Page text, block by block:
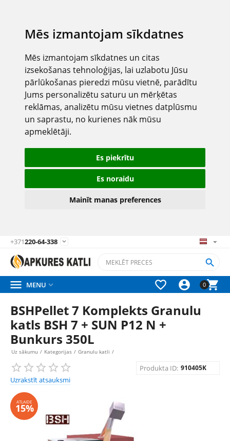
Mēs izmantojam sīkdatnes
Mēs izmantojam sīkdatnes un citas
izsekošanas tehnoloģijas, lai uzlabotu Jūsu
pārlūkošanas pieredzi mūsu vietnē, parādītu
Jums personalizētu saturu un mērķētas
reklāmas, analizētu mūsu vietnes datplūsmu
un saprastu, no kurienes nāk mūsu
apmeklētāji.
Es piekrītu
Es noraidu
Mainīt manas preferences
+371220-64-338 
0



 MENU 
BSHPellet 7 Komplekts Granulu
katls BSH 7 + SUN P12 N +
Bunkurs 350L
Uz sākumu / Kategorijas / Granulu katli /
Uzrakstīt atsauksmi
Produkta ID: 910405K
ATLAIDE
15%